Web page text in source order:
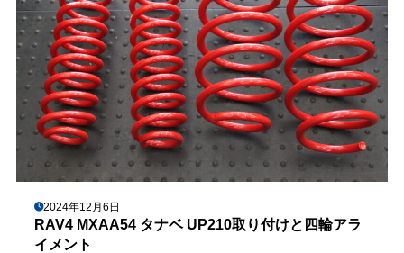
2024年12月6日
RAV4 MXAA54 タナベ UP210取り付けと四輪アラ
イメント